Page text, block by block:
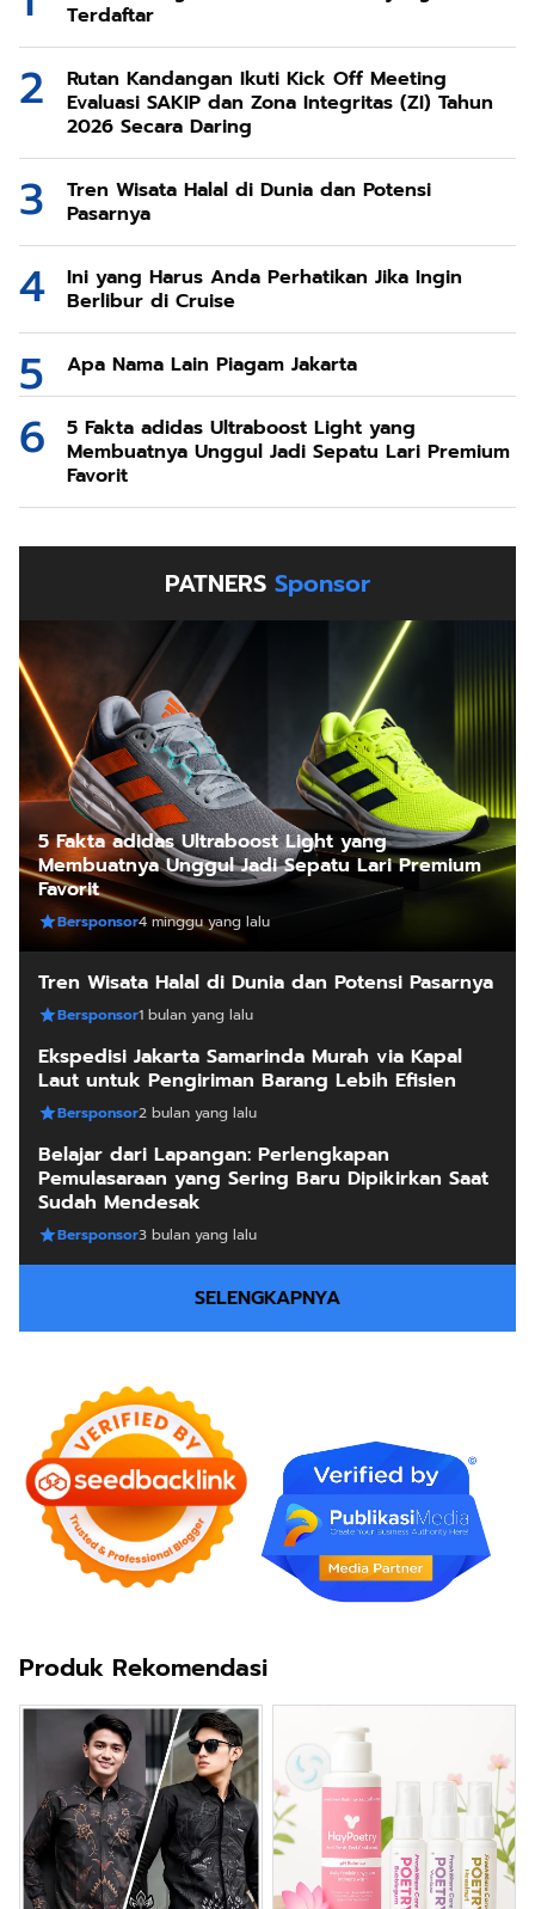
Terdaftar
Rutan Kandangan Ikuti Kick Off Meeting
Evaluasi SAKIP dan Zona Integritas (ZI) Tahun
2026 Secara Daring
Tren Wisata Halal di Dunia dan Potensi
Pasarnya
Ini yang Harus Anda Perhatikan Jika Ingin
Berlibur di Cruise
Apa Nama Lain Piagam Jakarta
5 Fakta adidas Ultraboost Light yang
Membuatnya Unggul Jadi Sepatu Lari Premium
Favorit
PATNERS Sponsor
5 Fakta adidas Ultraboost Light yang
Membuatnya Unggul Jadi Sepatu Lari Premium
Favorit
Bersponsor4 minggu yang lalu
Tren Wisata Halal di Dunia dan Potensi Pasarnya
Bersponsor1 bulan yang lalu
Ekspedisi Jakarta Samarinda Murah via Kapal
Laut untuk Pengiriman Barang Lebih Efisien
Bersponsor2 bulan yang lalu
Belajar dari Lapangan: Perlengkapan
Pemulasaraan yang Sering Baru Dipikirkan Saat
Sudah Mendesak
Bersponsor3 bulan yang lalu
SELENGKAPNYA
Produk Rekomendasi